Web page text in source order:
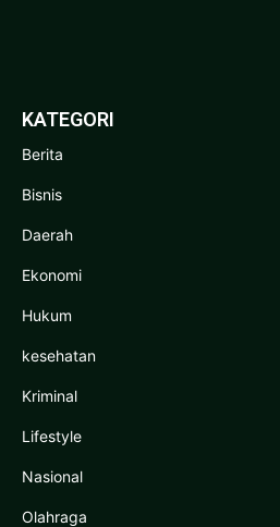
KATEGORI
Berita
Bisnis
Daerah
Ekonomi
Hukum
kesehatan
Kriminal
Lifestyle
Nasional
Olahraga